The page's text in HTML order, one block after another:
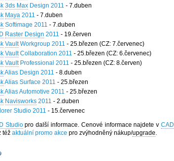
3ds Max Design 2011 - 7.duben
Maya 2011 - 7.duben
Softimage 2011 - 7.duben
Raster Design 2011 - 19.červen
VaultWorkgroup 2011 - 25.březen (CZ: 7.červenec)
VaultCollaboration 2011 - 25.březen (CZ: 6.červenec)
VaultProfessional 2011 - 25.březen (CZ: 8.červen)
Alias Design 2011 - 8.duben
Alias Surface 2011 - 25.březen
Alias Automotive 2011 - 25.březen
Navisworks 2011 - 2.duben
Studio 2011 - 15.červenec
Studiopro další informace. Cenové informace najdete vCAD
též aktuální promo akce pro zvýhodněný nákup/upgrade.